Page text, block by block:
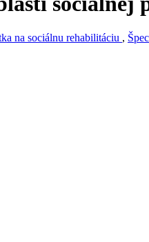
na sociálnu rehabilitáciu ,